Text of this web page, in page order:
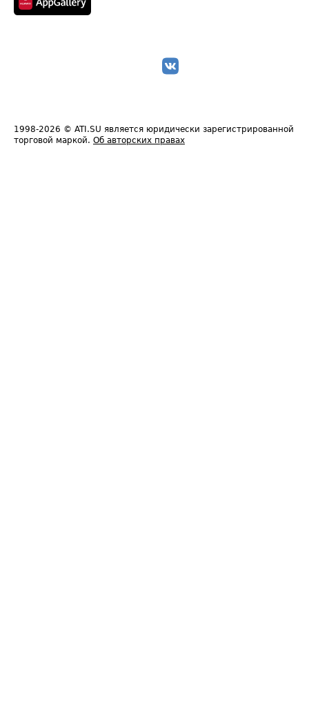
1998-2026 © ATI.SU является юридически зарегистрированной
торговой маркой. Об авторских правах